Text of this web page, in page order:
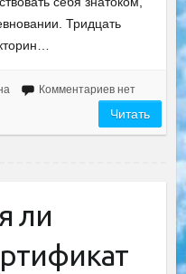
Тридцать
Комментариев нет
Читать
ли